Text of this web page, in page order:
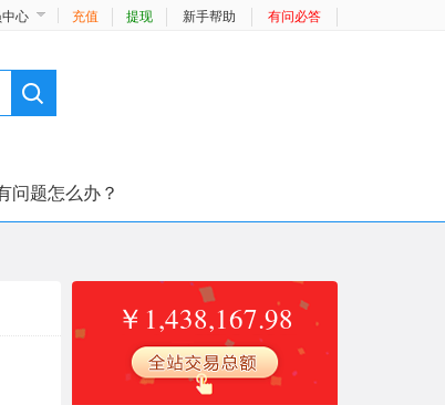
心 充值 提现 新手帮助 有问必答
问题怎么办？
￥1,438,167.98